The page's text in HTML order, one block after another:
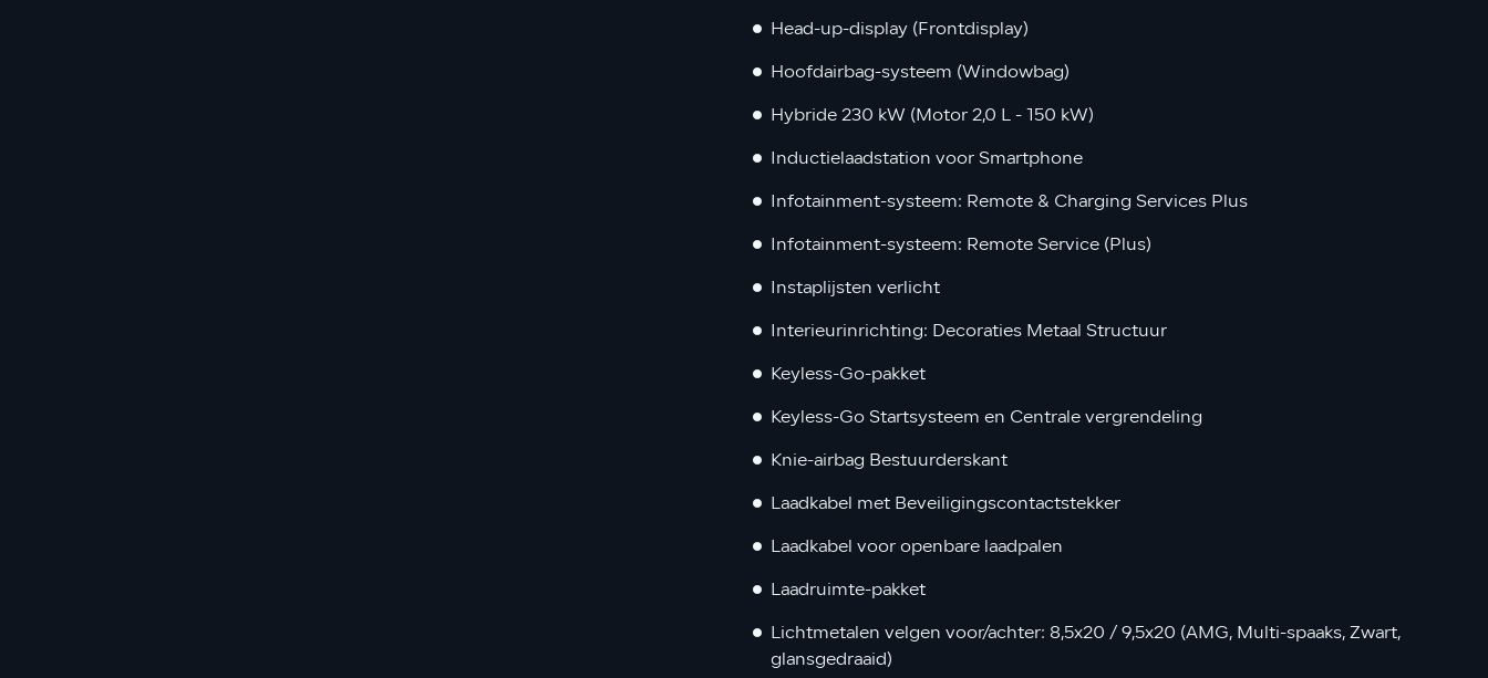
Head-up-display (Frontdisplay)
Hoofdairbag-systeem (Windowbag)
Hybride 230 kW (Motor 2,0 L - 150 kW)
Inductielaadstation voor Smartphone
Infotainment-systeem: Remote & Charging Services Plus
Infotainment-systeem: Remote Service (Plus)
Instaplijsten verlicht
Interieurinrichting: Decoraties Metaal Structuur
Keyless-Go-pakket
Keyless-Go Startsysteem en Centrale vergrendeling
Knie-airbag Bestuurderskant
Laadkabel met Beveiligingscontactstekker
Laadkabel voor openbare laadpalen
Laadruimte-pakket
Lichtmetalen velgen voor/achter: 8,5x20 / 9,5x20 (AMG, Multi-spaaks, Zwart,
glansgedraaid)